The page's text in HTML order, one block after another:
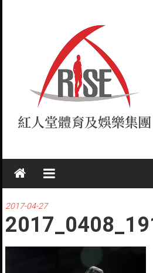
紅
人
堂
RISE
2017-04-27